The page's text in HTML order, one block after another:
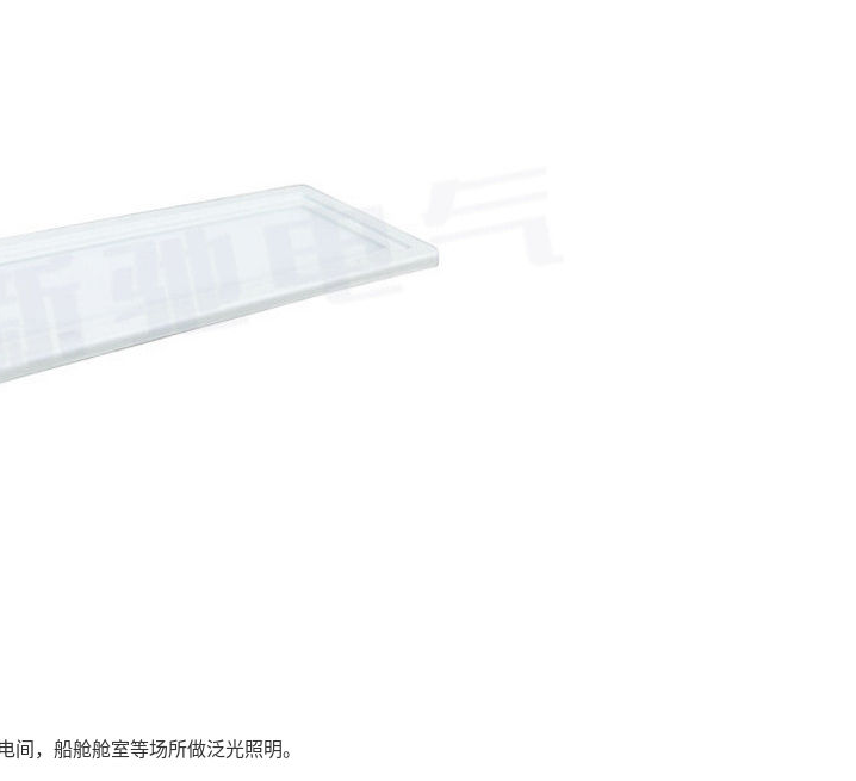
，船舱舱室等场所做泛光照明。